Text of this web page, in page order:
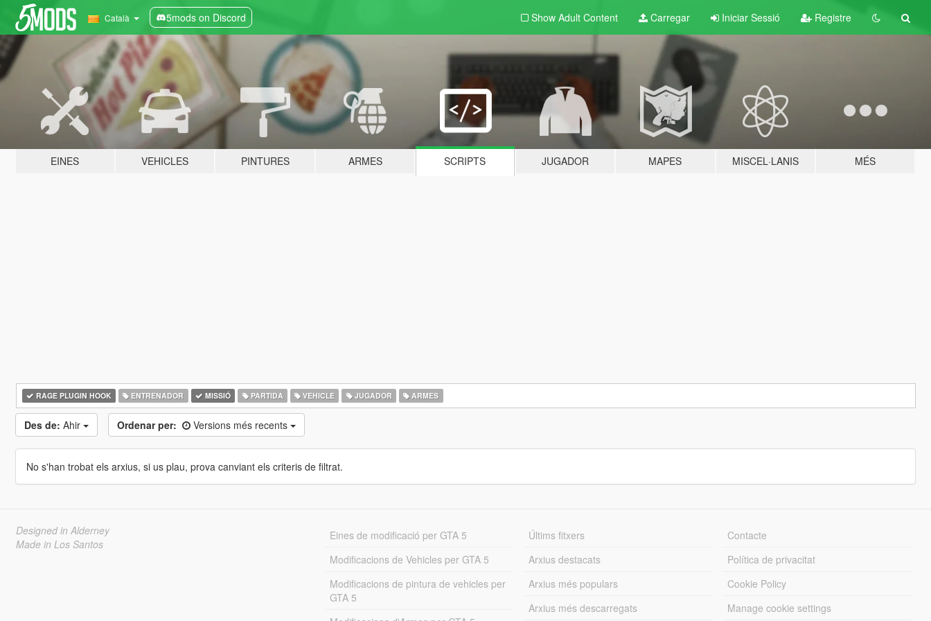
Català 5mods on Discord Show Adult Content Carregar Iniciar Sessió Registre
EINES VEHICLES PINTURES ARMES SCRIPTS JUGADOR MAPES MISCEL·LANIS MÉS
RAGE PLUGIN HOOK ENTRENADOR MISSIÓ PARTIDA VEHICLE JUGADOR ARMES
Des de: Ahir Ordenar per: Versions més recents
No s'han trobat els arxius, si us plau, prova canviant els criteris de filtrat.
Designed in Alderney
Made in Los Santos
Eines de modificació per GTA 5
Modificacions de Vehicles per GTA 5
Modificacions de pintura de vehicles per
GTA 5
Últims fitxers
Arxius destacats
Arxius més populars
Arxius més descarregats
Contacte
Política de privacitat
Cookie Policy
Manage cookie settings